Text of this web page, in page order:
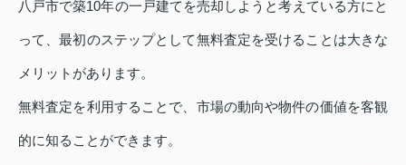
八戸市で築10年の一戸建てを売却しようと考えている方にと
って、最初のステップとして無料査定を受けることは大きな
メリットがあります。
無料査定を利用することで、市場の動向や物件の価値を客観
的に知ることができます。